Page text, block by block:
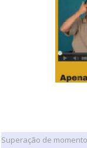
Superação de